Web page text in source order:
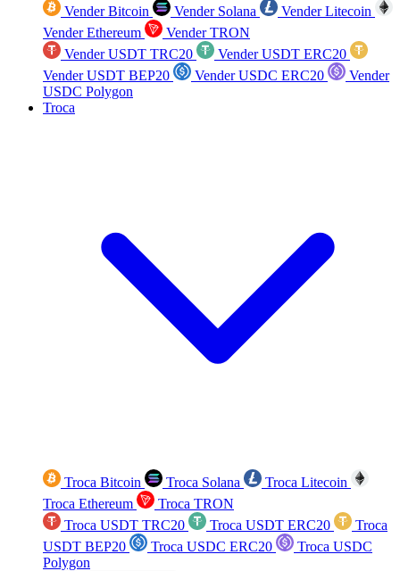
Vender Bitcoin Vender Solana
Vender Litecoin
Vender Ethereum
Vender TRON
Vender USDT TRC20
Vender USDT ERC20
Vender USDT BEP20
Vender USDC ERC20
Vender
USDC Polygon
Troca
Troca Bitcoin Troca Solana
Troca Litecoin
Troca Ethereum
Troca TRON
Troca USDT TRC20
Troca USDT ERC20
Troca
USDT BEP20
Troca USDC ERC20
Troca USDC
Polygon